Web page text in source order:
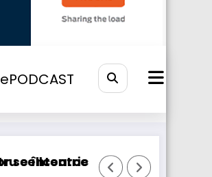
ePODCAST
LIVRARE MAN TGX
BursaTransport/